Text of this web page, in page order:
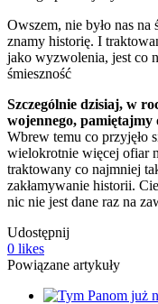
Owszem, nie było nas
znamy historię. I
jako wyzwolenia, jest co
śmieszność
Szczególnie dzisiaj, w
wojennego, pamiętajmy
Wbrew temu co przyjęło
wielokrotnie więcej ofiar
traktowany co najmniej
zakłamywanie historii.
nic nie jest dane raz na
Udostępnij
0 likes
Powiązane artykuły